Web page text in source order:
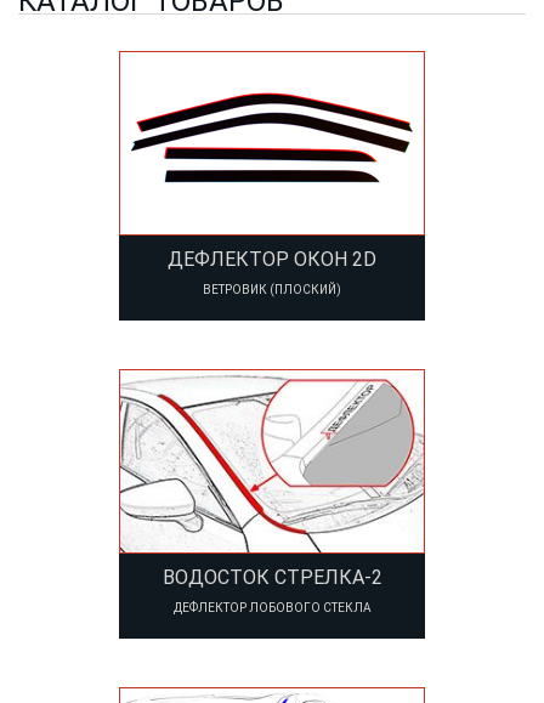
ДЕФЛЕКТОР ОКОН 2D
ВЕТРОВИК (ПЛОСКИЙ)
ВОДОСТОК СТРЕЛКА-2
ДЕФЛЕКТОР ЛОБОВОГО СТЕКЛА